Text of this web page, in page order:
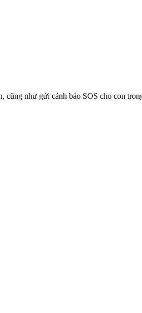
như gửi cảnh báo SOS cho con